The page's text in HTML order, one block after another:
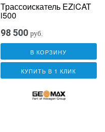
Трассоискатель EZiCAT
i500
98 500 руб.
В КОРЗИНУ
КУПИТЬ В 1 КЛИК